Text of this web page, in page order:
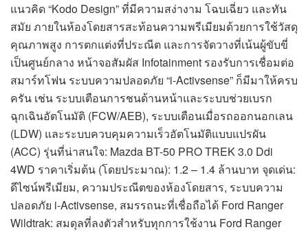
แนวคิด “Kodo Design” ที่มีความสง่างาม โฉบเฉี่ยว และทัน
สมัย ภายในห้องโดยสารสะท้อนความพรีเมียมด้วยการใช้วัสดุ
คุณภาพสูง การตกแต่งที่ประณีต และการจัดวางที่เน้นผู้ขับขี่
เป็นศูนย์กลาง หน้าจอสัมผัส Infotainment รองรับการเชื่อมต่อ
สมาร์ทโฟน ระบบความปลอดภัย “i-Activsense” ก็มีมาให้ครบ
ครัน เช่น ระบบเตือนการชนด้านหน้าและระบบช่วยเบรก
ฉุกเฉินอัตโนมัติ (FCW/AEB), ระบบเตือนเมื่อรถออกนอกเลน
(LDW) และระบบควบคุมความเร็วอัตโนมัติแบบแปรผัน
(ACC) รุ่นที่น่าสนใจ: Mazda BT-50 PRO TREK 3.0 Ddi
4WD ราคาเริ่มต้น (โดยประมาณ): 1.2 – 1.4 ล้านบาท จุดเด่น:
ดีไซน์พรีเมียม, ความประณีตของห้องโดยสาร, ระบบความ
ปลอดภัย i-Activsense, สมรรถนะที่เชื่อถือได้ Ford Ranger
Wildtrak: สมดุลที่ลงตัวสำหรับทุกการใช้งาน Ford Ranger